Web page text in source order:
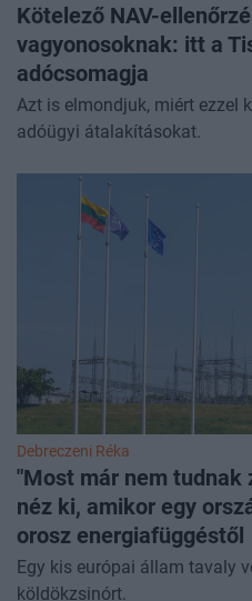
Kötelező NAV-
vagyonosoknak: itt a
adócsomagja
Azt is elmondjuk, miért ezzel
adóügyi átalakításokat.
Debreczeni Réka
"Most már nem
néz ki, amikor egy
orosz energiafüggéstől
Egy kis európai állam tavaly
köldökzsinórt.